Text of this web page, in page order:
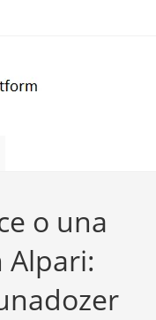
o una
Alpari: